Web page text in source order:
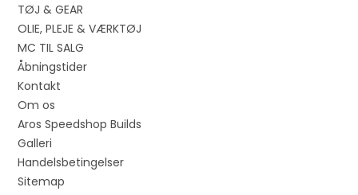
TØJ & GEAR
OLIE, PLEJE & VÆRKTØJ
MC TIL SALG
Åbningstider
Kontakt
Om os
Aros Speedshop Builds
Galleri
Handelsbetingelser
Sitemap